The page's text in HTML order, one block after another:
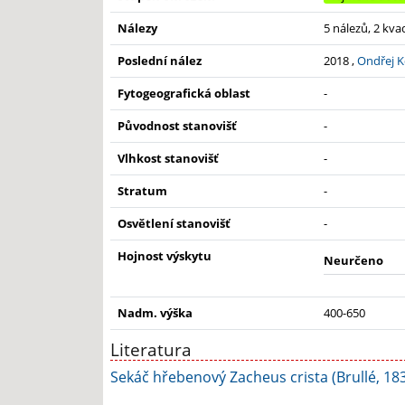
Nálezy
5 nálezů, 2
Poslední nález
2018 ,Ondřej
Fytogeografická oblast
-
Původnost stanovišť
-
Vlhkost stanovišť
-
Stratum
-
Osvětlení stanovišť
-
Hojnost výskytu
Neurčeno
Nadm. výška 400-650
Literatura
Sekáč hřebenový Zacheus crista (Brullé,